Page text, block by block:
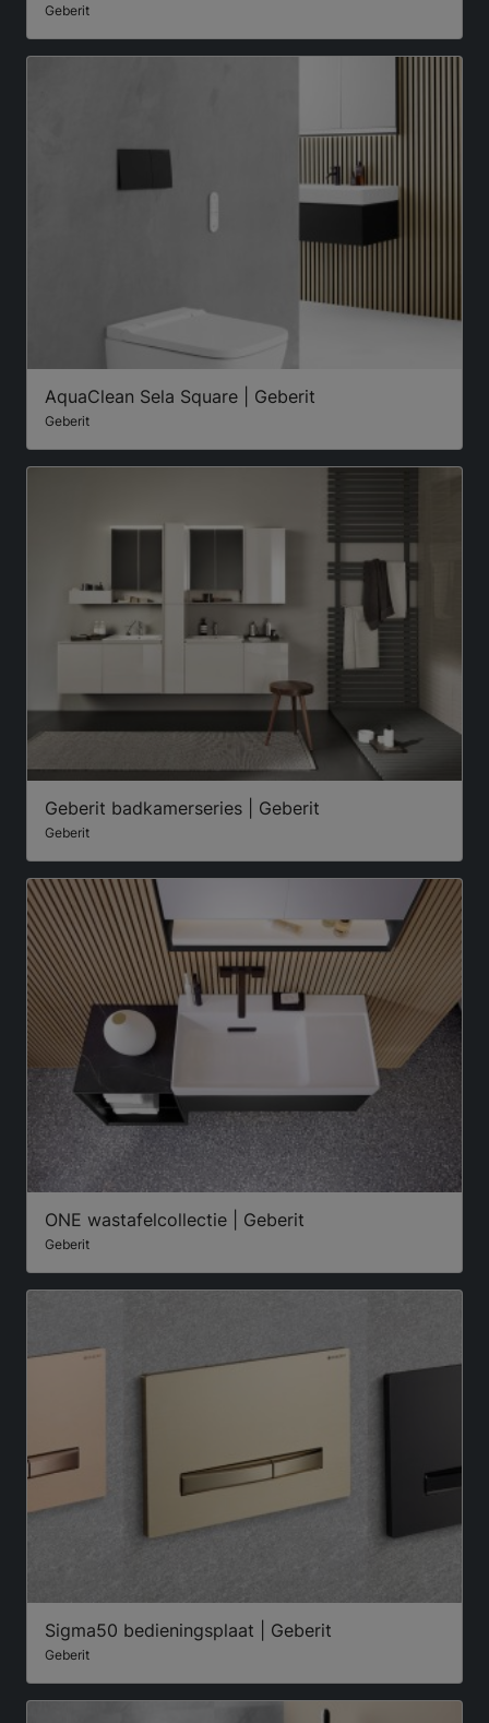
Geberit
AquaClean Sela Square | Geberit
Geberit
Geberit badkamerseries | Geberit
Geberit
ONE wastafelcollectie | Geberit
Geberit
Sigma50 bedieningsplaat | Geberit
Geberit